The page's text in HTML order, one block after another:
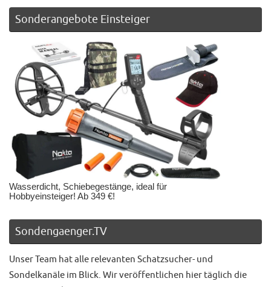
Sonderangebote Einsteiger
Wasserdicht, Schiebegestänge, ideal für
Hobbyeinsteiger! Ab 349 €!
Sondengaenger.TV
Unser Team hat alle relevanten Schatzsucher- und
Sondelkanäle im Blick. Wir veröffentlichen hier täglich die